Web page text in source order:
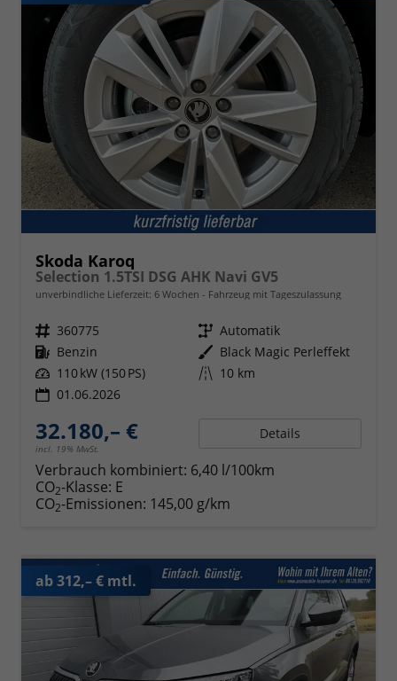
Skoda Karoq
Selection 1.5TSI DSG AHK Navi GV5
unverbindliche Lieferzeit: 6 Wochen Fahrzeug mit Tageszulassung
Fahrzeugnr. 360775 Getriebe Automatik
Kraftstoff Benzin Außenfarbe Black Magic Perleffekt
Leistung 110 kW (150 PS) Kilometerstand 10 km
01.06.2026
32.180,– €
incl. 19% MwSt.
Details
Verbrauch kombiniert: 6,40 l/100km
CO2-Klasse: E
CO2-Emissionen: 145,00 g/km
ab 312,– € mtl.